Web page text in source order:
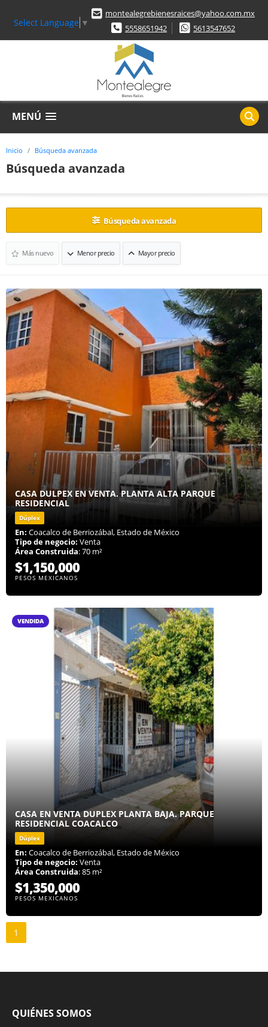
Select Language ▼
montealegrebienesraices@yahoo.com.mx
5558651942
5613547652
MENÚ
Inicio Búsqueda avanzada
Búsqueda avanzada
Búsqueda avanzada
Más nuevo Menor precio Mayor precio
CASA DULPEX EN VENTA. PLANTA ALTA PARQUE
RESIDENCIAL
Dúplex
En: Coacalco de Berriozábal, Estado de México
Tipo de negocio: Venta
Área Construida: 70 m²
$1,150,000
PESOS MEXICANOS
VENDIDA
CASA EN VENTA DUPLEX PLANTA BAJA. PARQUE
RESIDENCIAL COACALCO
Dúplex
En: Coacalco de Berriozábal, Estado de México
Tipo de negocio: Venta
Área Construida: 85 m²
$1,350,000
PESOS MEXICANOS
1
QUIÉNES SOMOS